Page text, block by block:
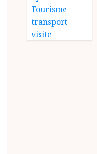
Tourisme
transport
visite